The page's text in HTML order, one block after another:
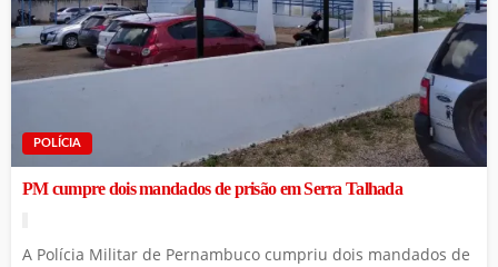
POLÍCIA
PM cumpre dois mandados de prisão em Serra Talhada
A Polícia Militar de Pernambuco cumpriu dois mandados de